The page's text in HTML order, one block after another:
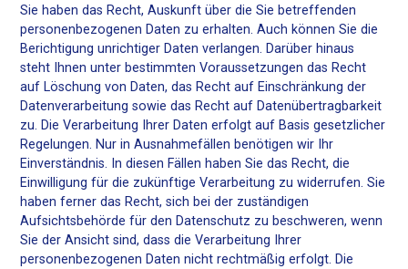
Sie haben das Recht, Auskunft über die Sie betreffenden
personenbezogenen Daten zu erhalten. Auch können Sie die
Berichtigung unrichtiger Daten verlangen. Darüber hinaus
steht Ihnen unter bestimmten Voraussetzungen das Recht
auf Löschung von Daten, das Recht auf Einschränkung der
Datenverarbeitung sowie das Recht auf Datenübertragbarkeit
zu. Die Verarbeitung Ihrer Daten erfolgt auf Basis gesetzlicher
Regelungen. Nur in Ausnahmefällen benötigen wir Ihr
Einverständnis. In diesen Fällen haben Sie das Recht, die
Einwilligung für die zukünftige Verarbeitung zu widerrufen. Sie
haben ferner das Recht, sich bei der zuständigen
Aufsichtsbehörde für den Datenschutz zu beschweren, wenn
Sie der Ansicht sind, dass die Verarbeitung Ihrer
personenbezogenen Daten nicht rechtmäßig erfolgt. Die